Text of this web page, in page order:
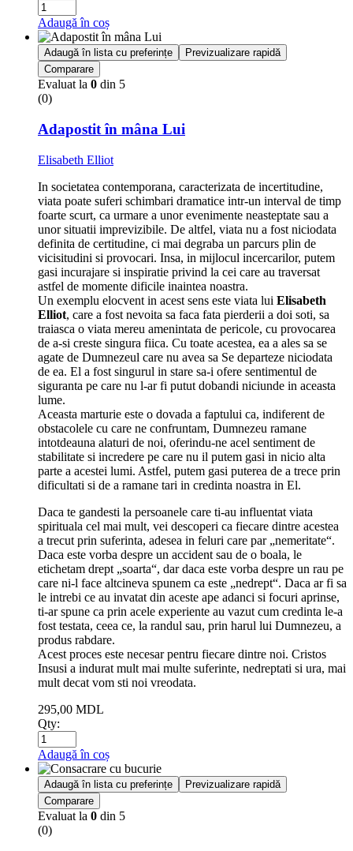
Adaugă în coș
Adaugă în lista cu preferințe
Previzualizare rapidă
Comparare
Evaluat la 0 din 5
(0)
Adapostit în mâna Lui
Elisabeth Elliot
In societatea contemporana, caracterizata de incertitudine,
viata poate suferi schimbari dramatice intr-un interval de timp
foarte scurt, ca urmare a unor evenimente neasteptate sau a
unor situatii imprevizibile. De altfel, viata nu a fost niciodata
definita de certitudine, ci mai degraba un parcurs plin de
vicisitudini si provocari. Insa, in mijlocul incercarilor, putem
gasi incurajare si inspiratie privind la cei care au traversat
astfel de momente dificile inaintea noastra.
Un exemplu elocvent in acest sens este viata lui Elisabeth
Elliot, care a fost nevoita sa faca fata pierderii a doi soti, sa
traiasca o viata mereu amenintata de pericole, cu provocarea
de a-si creste singura fiica. Cu toate acestea, ea a ales sa se
agate de Dumnezeul care nu avea sa Se departeze niciodata
de ea. El a fost singurul in stare sa-i ofere sentimentul de
siguranta pe care nu l-ar fi putut dobandi niciunde in aceasta
lume.
Aceasta marturie este o dovada a faptului ca, indiferent de
obstacolele cu care ne confruntam, Dumnezeu ramane
intotdeauna alaturi de noi, oferindu‑ne acel sentiment de
stabilitate si incredere pe care nu il putem gasi in nicio alta
parte a acestei lumi. Astfel, putem gasi puterea de a trece prin
dificultati si de a ramane tari in credinta noastra in El.
Daca te gandesti la persoanele care ti‑au influentat viata
spirituala cel mai mult, vei descoperi ca fiecare dintre acestea
a trecut prin suferinta, adesea in feluri care par „nemeritate“.
Daca este vorba despre un accident sau de o boala, le
etichetam drept „soarta“, dar daca este vorba despre un rau pe
care ni-l face altcineva spunem ca este „nedrept“. Daca ar fi sa
le intrebi ce au invatat din aceste ape adanci si focuri aprinse,
ti-ar spune ca prin acele experiente au vazut cum credinta le-a
fost testata, ceea ce, la randul sau, prin harul lui Dumnezeu, a
produs rabdare.
Acest proces este necesar pentru fiecare dintre noi. Cristos
Insusi a indurat mult mai multe suferinte, nedreptati si ura, mai
mult decat vom sti noi vreodata.
295,00 MDL
Qty:
Adaugă în coș
Adaugă în lista cu preferințe
Previzualizare rapidă
Comparare
Evaluat la 0 din 5
(0)